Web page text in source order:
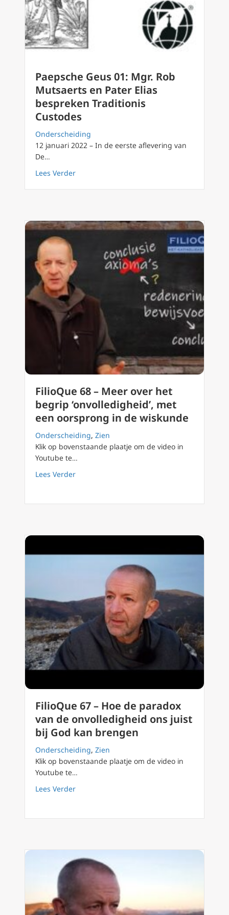
Paepsche Geus 01: Mgr. Rob
Mutsaerts en Pater Elias
bespreken Traditionis
Custodes
Onderscheiding
12 januari 2022 – In de eerste aflevering van
De…
Lees Verderabout Paepsche Geus 01: Mgr. Rob
FilioQue 68 – Meer over het
begrip ‘onvolledigheid’, met
een oorsprong in de wiskunde
Onderscheiding, Zien
Klik op bovenstaande plaatje om de video in
Youtube te…
Lees Verderabout FilioQue 68 – Meer over het begrip
FilioQue 67 – Hoe de paradox
van de onvolledigheid ons juist
bij God kan brengen
Onderscheiding, Zien
Klik op bovenstaande plaatje om de video in
Youtube te…
Lees Verderabout FilioQue 67 – Hoe de paradox van